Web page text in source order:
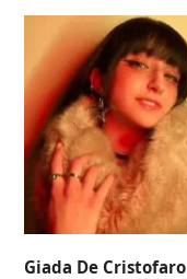
Giada De Cristofaro